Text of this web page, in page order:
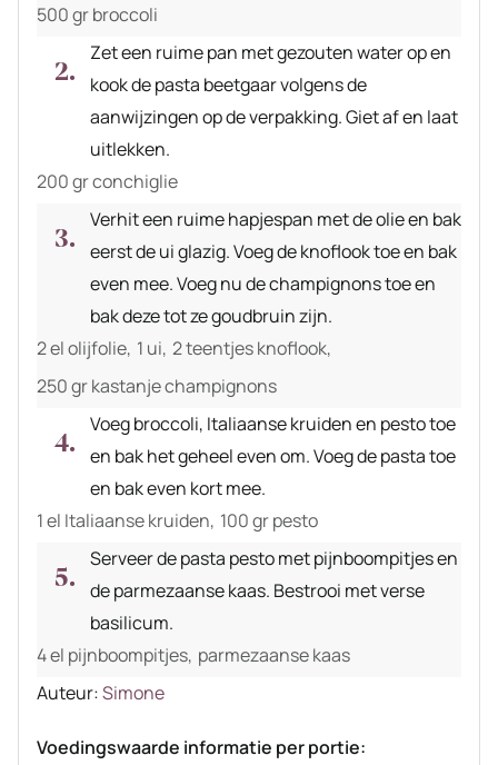
500 gr broccoli
Zet een ruime pan met gezouten water op en
kook de pasta beetgaar volgens de
aanwijzingen op de verpakking. Giet af en laat
uitlekken.
200 gr conchiglie
Verhit een ruime hapjespan met de olie en bak
eerst de ui glazig. Voeg de knoflook toe en bak
even mee. Voeg nu de champignons toe en
bak deze tot ze goudbruin zijn.
2 el olijfolie, 1 ui, 2 teentjes knoflook,
250 gr kastanje champignons
Voeg broccoli, Italiaanse kruiden en pesto toe
en bak het geheel even om. Voeg de pasta toe
en bak even kort mee.
1 el Italiaanse kruiden, 100 gr pesto
Serveer de pasta pesto met pijnboompitjes en
de parmezaanse kaas. Bestrooi met verse
basilicum.
4 el pijnboompitjes, parmezaanse kaas
Auteur
Auteur:Simone
Voedingswaarde informatie per portie: